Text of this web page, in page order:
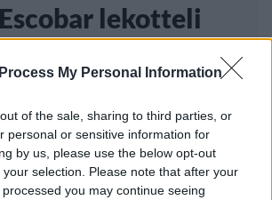
My Personal Information
of the sale, sharing to third parties, or
personal or sensitive information for
by us, please use the below opt-out
selection. Please note that after your
you may continue seeing
lekotteli
maailmalla supermallien
naiskauneutta sielläkin